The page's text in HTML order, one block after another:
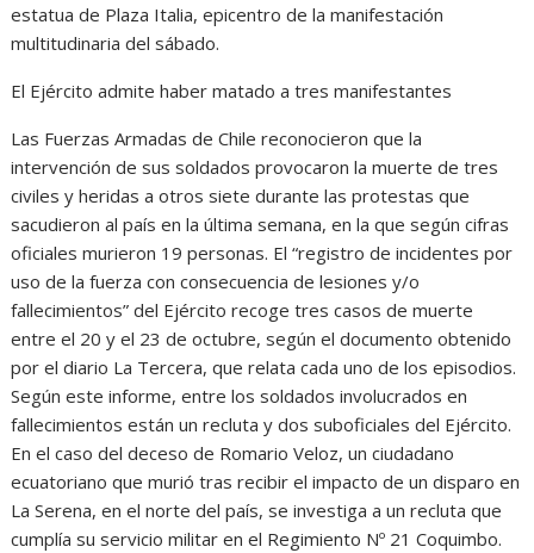
estatua de Plaza Italia, epicentro de la manifestación
multitudinaria del sábado.
El Ejército admite haber matado a tres manifestantes
Las Fuerzas Armadas de Chile reconocieron que la
intervención de sus soldados provocaron la muerte de tres
civiles y heridas a otros siete durante las protestas que
sacudieron al país en la última semana, en la que según cifras
oficiales murieron 19 personas. El “registro de incidentes por
uso de la fuerza con consecuencia de lesiones y/o
fallecimientos” del Ejército recoge tres casos de muerte
entre el 20 y el 23 de octubre, según el documento obtenido
por el diario La Tercera, que relata cada uno de los episodios.
Según este informe, entre los soldados involucrados en
fallecimientos están un recluta y dos suboficiales del Ejército.
En el caso del deceso de Romario Veloz, un ciudadano
ecuatoriano que murió tras recibir el impacto de un disparo en
La Serena, en el norte del país, se investiga a un recluta que
cumplía su servicio militar en el Regimiento Nº 21 Coquimbo.